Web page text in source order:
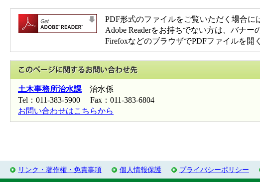
PDF形式のファイルをご覧いただく場合に
Adobe Readerをお持ちでない方は、バナ
FirefoxなどのブラウザでPDFファイルを開
土木事務所治水課 治水係
Tel：011-383-5900 Fax：011-383-6804
お問い合わせはこちらから
リンク・著作権・免責事項 個人情報保護 プライバシーポリシー